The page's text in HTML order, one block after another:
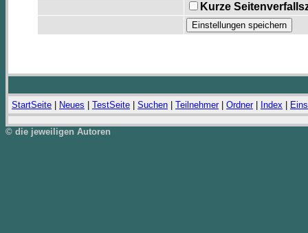
Kurze
StartSeite Neues TestSeite Suchen Teilnehmer| Ordner| Index
© die jeweiligen Autoren